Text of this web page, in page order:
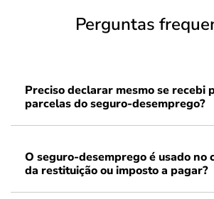
Perguntas
Preciso declarar mesmo se recebi
parcelas do seguro-desemprego?
O seguro-desemprego é usado no
da restituição ou imposto a pagar?